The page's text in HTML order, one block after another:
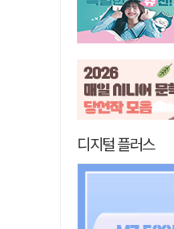
디지털 플러스